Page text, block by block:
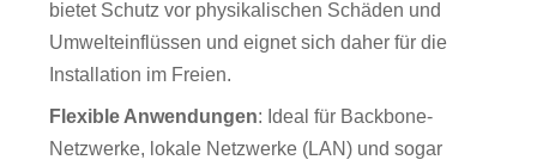
bietet Schutz vor physikalischen Schäden und
Umwelteinflüssen und eignet sich daher für die
Installation im Freien.
Flexible Anwendungen: Ideal für Backbone-
Netzwerke, lokale Netzwerke (LAN) und sogar